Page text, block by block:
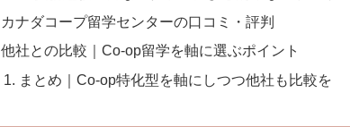
カナダコープ留学センターの口コミ・評判
他社との比較｜Co-op留学を軸に選ぶポイント
まとめ｜Co-op特化型を軸にしつつ他社も比較を